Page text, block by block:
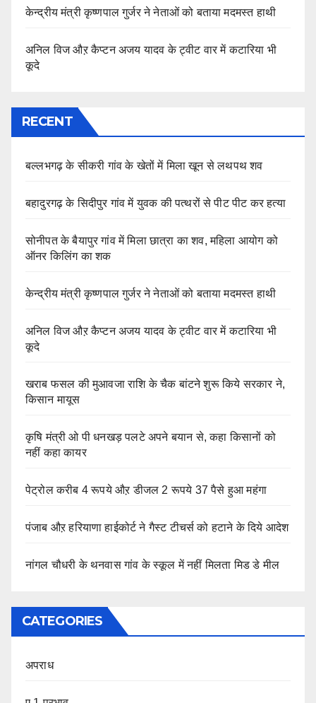
केन्द्रीय मंत्री कृष्णपाल गुर्जर ने नेताओं को बताया मदमस्त हाथी
अनिल विज औऱ कैप्टन अजय यादव के ट्वीट वार में कटारिया भी
कूदे
RECENT
बल्लभगढ़ के सीकरी गांव के खेतों में मिला खून से लथपथ शव
बहादुरगढ़ के सिदीपुर गांव में युवक की पत्थरों से पीट पीट कर हत्या
सोनीपत के बैयापुर गांव में मिला छात्रा का शव, महिला आयोग को
ऑनर किलिंग का शक
केन्द्रीय मंत्री कृष्णपाल गुर्जर ने नेताओं को बताया मदमस्त हाथी
अनिल विज औऱ कैप्टन अजय यादव के ट्वीट वार में कटारिया भी
कूदे
खराब फसल की मुआवजा राशि के चैक बांटने शुरू किये सरकार ने,
किसान मायूस
कृषि मंत्री ओ पी धनखड़ पलटे अपने बयान से, कहा किसानों को
नहीं कहा कायर
पेट्रोल करीब 4 रूपये औऱ डीजल 2 रूपये 37 पैसे हुआ महंगा
पंजाब औऱ हरियाणा हाईकोर्ट ने गैस्ट टीचर्स को हटाने के दिये आदेश
नांगल चौधरी के थनवास गांव के स्कूल में नहीं मिलता मिड डे मील
CATEGORIES
अपराध